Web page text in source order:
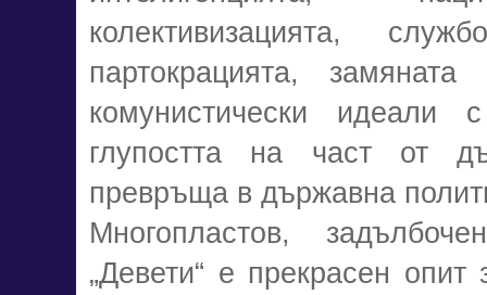
колективизацията,
партокрацията,
комунистически идеали
глупостта на част от
превръща в държавна
Многопластов,
„Девети“ е прекрасен